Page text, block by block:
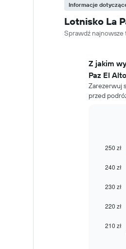
Informacje
Lotnisko La
Sprawdź najnowsze
Z jakim
Paz El
Zarezerwuj
przed
Line
91
points.
Chart
210 zł
220 zł
230 zł
240 zł
250 zł